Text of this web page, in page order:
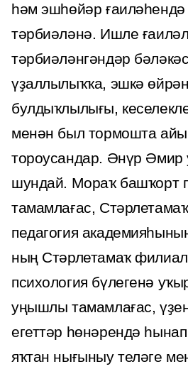
һәм эшһөйәр
тәрбиәләнә. Ишле
тәрбиәләнгәндәр
үҙаллылыҡҡа, эшкә
булдыҡлылығы,
менән был тормошта
тороусандар. Әнүр Әмир
шундай. Мораҡ башҡорт
тамамлағас,
педагогия
ның Стәрлетамаҡ
психология бүлегенә
уңышлы тамамлағас,
егеттәр һөнәрендә
яҡтан нығыныу теләге